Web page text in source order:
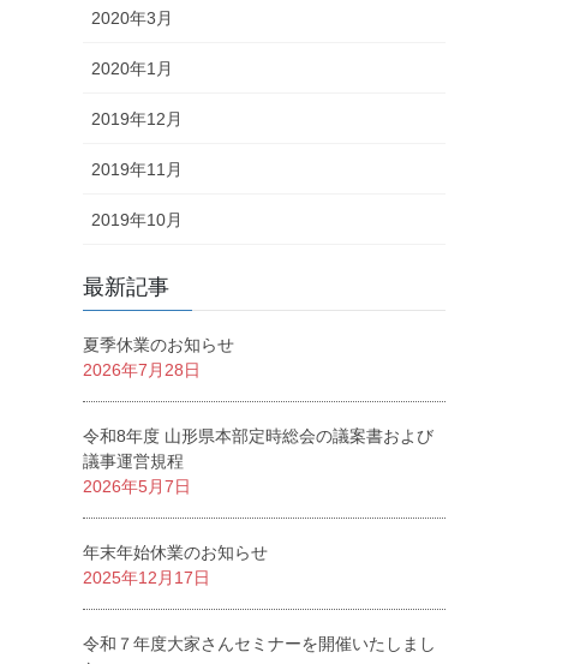
2020年3月
2020年1月
2019年12月
2019年11月
2019年10月
最新記事
夏季休業のお知らせ
2026年7月28日
令和8年度 山形県本部定時総会の議案書および
議事運営規程
2026年5月7日
年末年始休業のお知らせ
2025年12月17日
令和７年度大家さんセミナーを開催いたしまし